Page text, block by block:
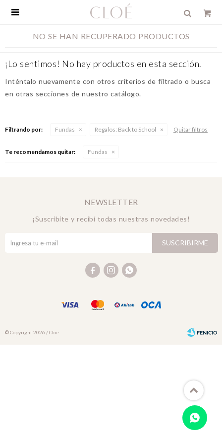

NO SE HAN RECUPERADO PRODUCTOS
¡Lo sentimos! No hay productos en esta sección.
Inténtalo nuevamente con otros criterios de filtrado o busca
en otras secciones de nuestro catálogo.
Filtrando por: Fundas Regalos: Back to School Quitar filtros
Te recomendamos quitar: Fundas
NEWSLETTER
¡Suscribite y recibí todas nuestras novedades!
SUSCRIBIRME
  
© Copyright 2026 / Cloe
Fenicio